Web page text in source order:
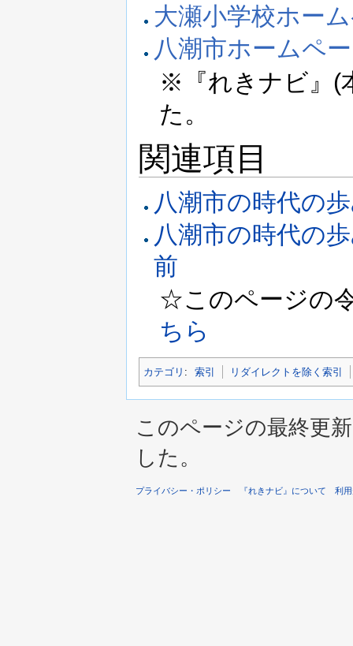
大瀬小学校ホー
八潮市ホームペ
※『れきナビ』(
た。
関連項目
八潮市の時代の
八潮市の時代の
前
☆このページの
ちら
カテゴリ : 索引 リダイレクトを除く索引
このページの最終更
した。
プライバシー・ポリシー 『れきナビ』について 利